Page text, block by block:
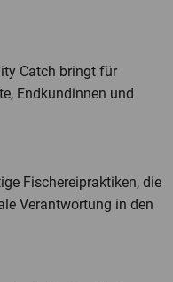
Catch bringt für
Endkundinnen und
Fischereipraktiken, die
Verantwortung in den